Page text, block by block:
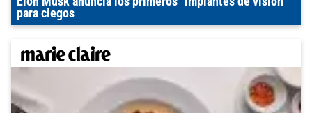
para ciegos